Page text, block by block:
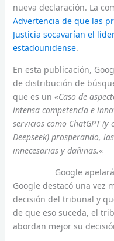
nueva declaración. La
Advertencia de que las
Justicia socavarían el
estadounidense.
En esta publicación,
de distribución de
que es un «Caso de
intensa competencia e
servicios como ChatGPT
Deepseek) prosperando,
innecesarias y dañinas.«
Google
Google destacó una vez
decisión del tribunal y
de que eso suceda, el
abordan mejor su